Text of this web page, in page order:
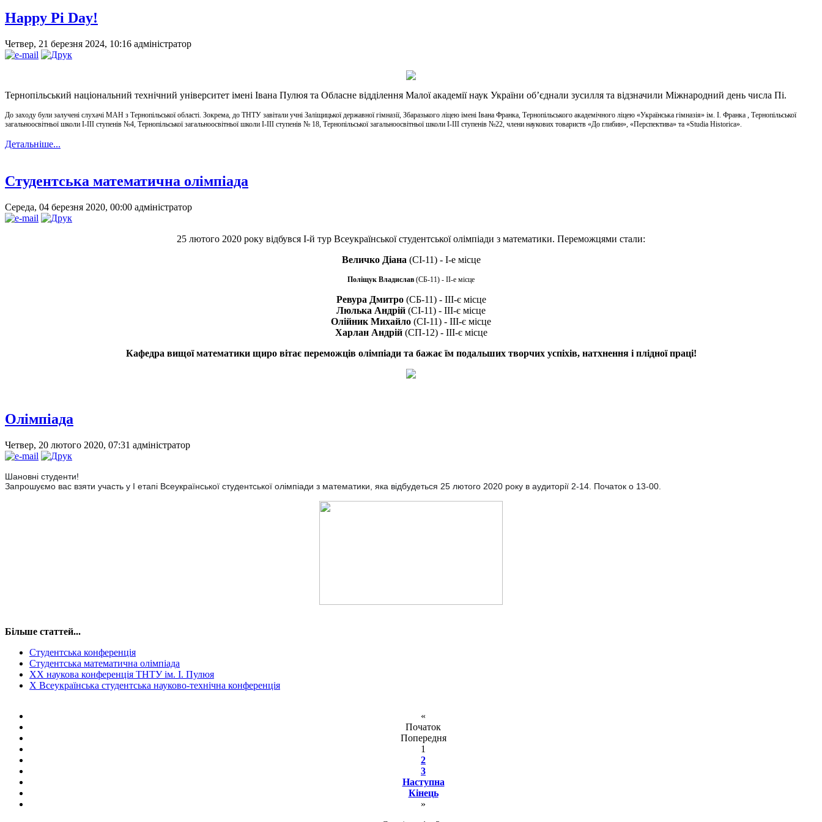
Happy Pi Day!
Четвер, 21 березня 2024, 10:16 адміністратор
Тернопільський національний технічний університет імені Івана Пулюя та Обласне відділення Малої академії наук України об’єднали зусилля та відзначили Міжнародний день числа Пі.
До заходу були залучені слухачі МАН з Тернопільської області. Зокрема, до ТНТУ завітали учні Заліщицької державної гімназії, Збаразького ліцею імені Івана Франка, Тернопільського академічного ліцею «Українська гімназія» ім. І. Франка , Тернопільської
загальноосвітньої школи І-ІІІ ступенів №4, Тернопільської загальноосвітньої школи І-ІІІ ступенів № 18, Тернопільської загальноосвітньої школи І-ІІІ ступенів №22, члени наукових товариств «До глибин», «Перспектива» та «Studia Historica».
Детальніше...
Студентська математична олімпіада
Середа, 04 березня 2020, 00:00 адміністратор
25 лютого 2020 року відбувся І-й тур Всеукраїнської студентської олімпіади з математики. Переможцями стали:
Величко Діана (СІ-11) - І-е місце
Поліщук Владислав (СБ-11) - ІІ-е місце
Ревура Дмитро(СБ-11) - ІІІ-є місце
Люлька Андрій (СІ-11) - ІІІ-є місце
Олійник Михайло (СІ-11) - ІІІ-є місце
Харлан Андрій(СП-12) - ІІІ-є місце
Кафедра вищої математики щиро вітає переможців олімпіади та бажає їм подальших творчих успіхів, натхнення і плідної праці!
Олімпіада
Четвер, 20 лютого 2020, 07:31 адміністратор
Шановні студенти!
Запрошуємо вас взяти участь у I етапі Всеукраїнської студентської олімпіади з математики, яка відбудеться 25 лютого 2020 року в аудиторії 2-14. Початок о 13-00.
Більше статтей...
Студентська конференція
Студентська математична олімпіада
ХХ наукова конференція ТНТУ ім. І. Пулюя
Х Всеукраїнська студентська науково-технічна конференція
«
Початок
Попередня
1
2
3
Наступна
Кінець
»